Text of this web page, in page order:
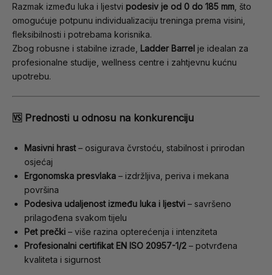
Razmak između luka i ljestvi podesiv je od 0 do 185 mm , što
omogućuje potpunu individualizaciju treninga prema visini,
fleksibilnosti i potrebama korisnika.
Zbog robusne i stabilne izrade, Ladder Barrel je idealan za
profesionalne studije, wellness centre i zahtjevnu kućnu
upotrebu.
🆚 Prednosti u odnosu na konkurenciju
Masivni hrast – osigurava čvrstoću, stabilnost i prirodan
osjećaj
Ergonomska presvlaka – izdržljiva, periva i mekana
površina
Podesiva udaljenost između luka i ljestvi – savršeno
prilagođena svakom tijelu
Pet prečki – više razina opterećenja i intenziteta
Profesionalni certifikat EN ISO 20957-1/2 – potvrđena
kvaliteta i sigurnost